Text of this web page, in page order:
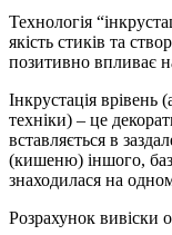
Технологія
якість стиків та
позитивно впливає
Інкрустація врівень
техніки) – це
вставляється в
(кишеню) іншого,
знаходилася на
Розрахунок вивіски